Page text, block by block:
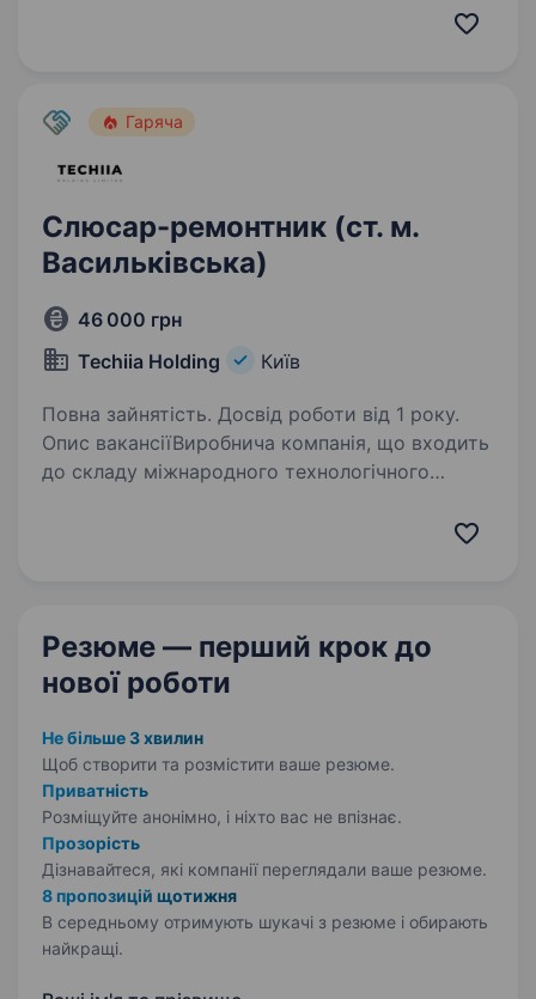
підприємство, що входить до складу Групи
на роботуАвтослюсаря Задачі: Діагностика
та ремонт автомобілів…
Гаряча
Слюсар-ремонтник (ст. м.
Васильківська)
46 000 грн
Techiia Holding
Київ
Повна зайнятість. Досвід роботи від 1 року.
Опис вакансіїВиробнича компанія, що входить
до складу міжнародного технологічного
та технічно грамотного Слюсаря-ремонтника.
Резюме — перший крок до
нової роботи
Не більше 3 хвилин
Щоб створити та розмістити ваше резюме.
Приватність
Розміщуйте анонімно, і ніхто вас не впізнає.
Прозорість
Дізнавайтеся, які компанії переглядали ваше резюме.
8 пропозицій щотижня
В середньому отримують шукачі з резюме і обирають
найкращі.